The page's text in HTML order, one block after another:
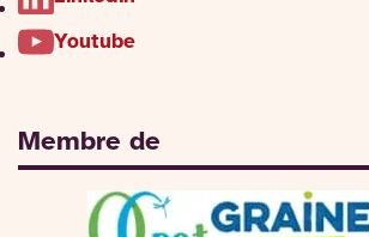
Youtube
Membre de